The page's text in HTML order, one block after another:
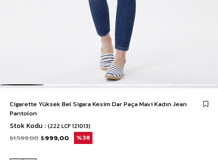
Cigarette Yüksek Bel Sigara Kesim Dar Paça Mavi Kadın Jean
Pantolon
Stok Kodu (222 LCF 121013)
₺1.599,00 ₺999,00 38